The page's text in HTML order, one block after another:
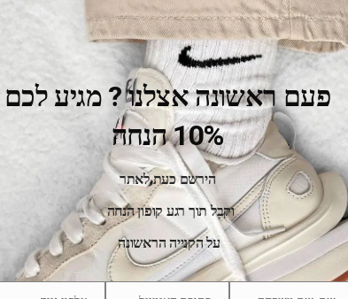
520.00₪
469.00₪
פעם ראשונה אצלנו ? מגיע לכם
10% הנחה
הירשם כעת לאתר
וקבל תוך רגע קופון הנחה
על הקנייה הראשונה